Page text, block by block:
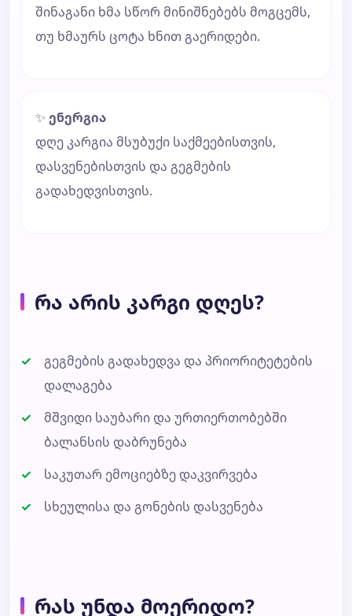
შინაგანი ხმა სწორ მინიშნებებს მოგცემს,
თუ ხმაურს ცოტა ხნით გაერიდები.
✨ ენერგია
დღე კარგია მსუბუქი საქმეებისთვის,
დასვენებისთვის და გეგმების
გადახედვისთვის.
რა არის კარგი დღეს?
გეგმების გადახედვა და პრიორიტეტების
დალაგება
მშვიდი საუბარი და ურთიერთობებში
ბალანსის დაბრუნება
საკუთარ ემოციებზე დაკვირვება
სხეულისა და გონების დასვენება
რას უნდა მოერიდო?